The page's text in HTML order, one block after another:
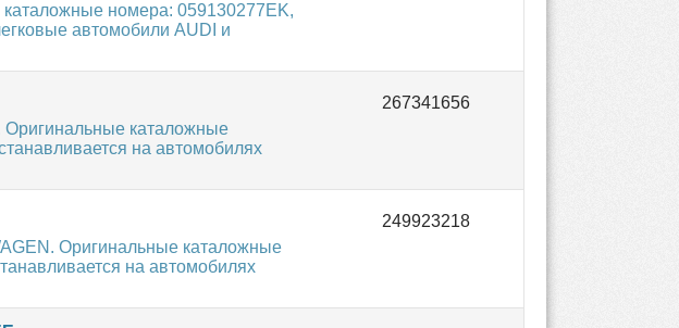
номера: 059130277EK,
автомобили AUDI и
Оригинальные каталожные
на автомобилях
Оригинальные каталожные
на автомобилях